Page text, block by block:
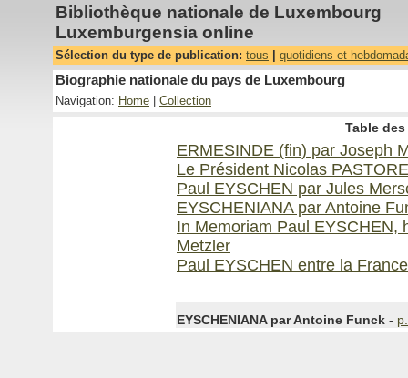
Bibliothèque nationale de Luxembourg
Luxemburgensia online
Sélection du type de publication: tous quotidiens et
Biographie nationale du pays de Luxembourg
Navigation: Home Collection
Table
ERMESINDE (fin) par Joseph
Le Président Nicolas
Paul EYSCHEN par Jules
EYSCHENIANA par Antoine
In Memoriam Paul EYSCHEN,
Metzler
Paul EYSCHEN entre la
EYSCHENIANA par Antoine Funck -